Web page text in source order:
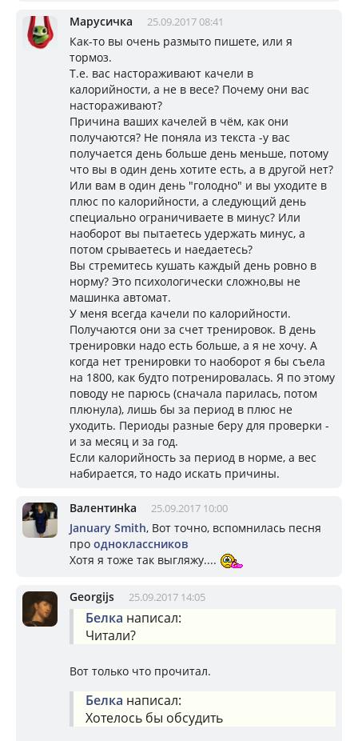
Марусичка 25.09.2017 08:41
Как-то вы очень размыто пишете, или я
тормоз.
Т.е. вас настораживают качели в
калорийности, а не в весе? Почему они вас
настораживают?
Причина ваших качелей в чём, как они
получаются? Не поняла из текста -у вас
получается день больше день меньше, потому
что вы в один день хотите есть, а в другой нет?
Или вам в один день "голодно" и вы уходите в
плюс по калорийности, а следующий день
специально ограничиваете в минус? Или
наоборот вы пытаетесь удержать минус, а
потом срываетесь и наедаетесь?
Вы стремитесь кушать каждый день ровно в
норму? Это психологически сложно,вы не
машинка автомат.
У меня всегда качели по калорийности.
Получаются они за счет тренировок. В день
тренировки надо есть больше, а я не хочу. А
когда нет тренировки то наоборот я бы съела
на 1800, как будто потренировалась. Я по этому
поводу не парюсь (сначала парилась, потом
плюнула), лишь бы за период в плюс не
уходить. Периоды разные беру для проверки -
и за месяц и за год.
Если калорийность за период в норме, а вес
набирается, то надо искать причины.
Валентинkа 25.09.2017 10:00
January Smith, Вот точно, вспомнилась песня
про одноклассников
Хотя я тоже так выгляжу....
Georgijs 25.09.2017 14:05
Белка написал:
Читали?
Вот только что прочитал.
Белка написал:
Хотелось бы обсудить